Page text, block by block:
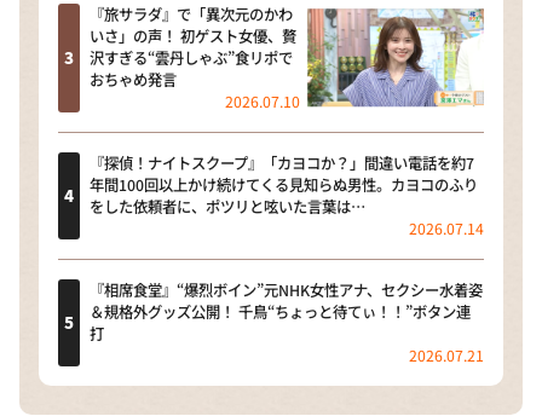
『旅サラダ』で「異次元のかわ
いさ」の声！ 初ゲスト女優、贅
沢すぎる“雲丹しゃぶ”食リポで
おちゃめ発言
2026.07.10
『探偵！ナイトスクープ』「カヨコか？」間違い電話を約7
年間100回以上かけ続けてくる見知らぬ男性。カヨコのふり
をした依頼者に、ポツリと呟いた言葉は…
2026.07.14
『相席食堂』“爆烈ボイン”元NHK女性アナ、セクシー水着姿
＆規格外グッズ公開！ 千鳥“ちょっと待てぃ！！”ボタン連
打
2026.07.21